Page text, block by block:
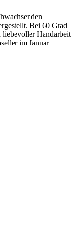
Bei 60 Grad
liebevoller Handarbeit
im Januar ...